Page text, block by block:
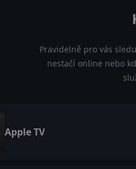
Pravidelně pro vás
nestačí online nebo
Apple TV